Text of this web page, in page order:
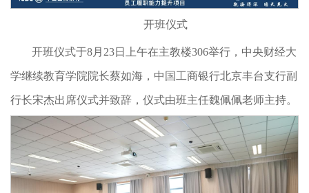
开班仪式
开班仪式于8月23日上午在主教楼306举行，中央财经大
学继续教育学院院长蔡如海，中国工商银行北京丰台支行副
行长宋杰出席仪式并致辞，仪式由班主任魏佩佩老师主持。